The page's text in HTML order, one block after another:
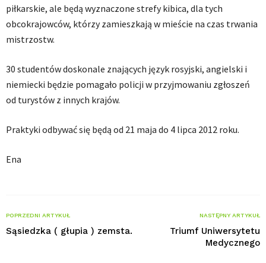
piłkarskie, ale będą wyznaczone strefy kibica, dla tych
obcokrajowców, którzy zamieszkają w mieście na czas trwania
mistrzostw.
30 studentów doskonale znających język rosyjski, angielski i
niemiecki będzie pomagało policji w przyjmowaniu zgłoszeń
od turystów z innych krajów.
Praktyki odbywać się będą od 21 maja do 4 lipca 2012 roku.
Ena
POPRZEDNI ARTYKUŁ
Sąsiedzka ( głupia ) zemsta.
NASTĘPNY ARTYKUŁ
Triumf Uniwersytetu
Medycznego